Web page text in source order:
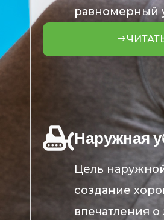
равномерный
Наружная
Цель
создание
впечатления